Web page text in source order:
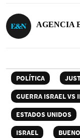
AGENCIA
POLÍTICA
GUERRA ISRAEL VS
ESTADOS UNIDOS
ISRAEL